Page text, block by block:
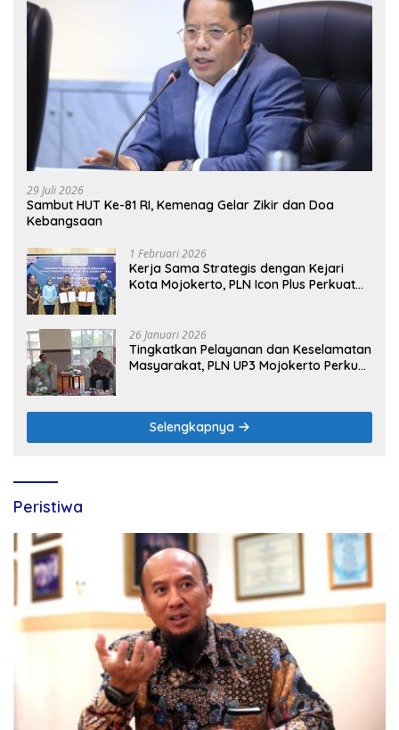
29 Juli 2026
Sambut HUT Ke-81 RI, Kemenag Gelar Zikir dan Doa
Kebangsaan
1 Februari 2026
Kerja Sama Strategis dengan Kejari
Kota Mojokerto, PLN Icon Plus Perkuat
26 Januari 2026
Tingkatkan Pelayanan dan Keselamatan
Masyarakat, PLN UP3 Mojokerto Perkuat
Selengkapnya
Peristiwa